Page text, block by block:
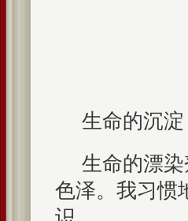
生命的沉淀
生命的漂
色泽。我习惯